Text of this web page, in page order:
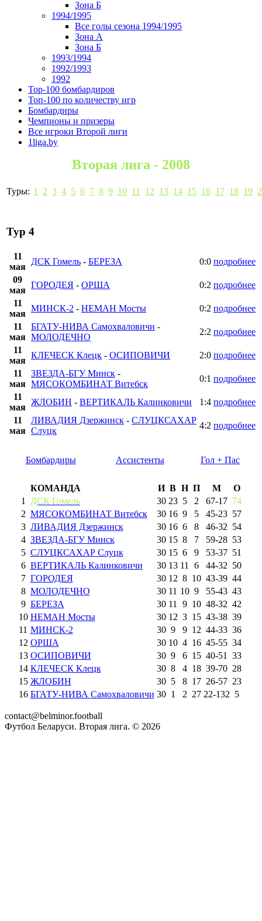
Зона Б
1994/1995
Все голы сезона 1994/1995
Зона А
Зона Б
1993/1994
1992/1993
1992
Top-100 бомбардиров
Топ-100 по количеству игр
Бомбардиры
Чемпионы и призеры
Все игроки Второй лиги
1liga.by
Вторая лига - 2008
Туры: 1 2 3 4 5 6 7 8 9 10 11 12 13 14 15 16 17 18 19
Тур 4
11
мая
ДСК Гомель - БЕРЕЗА 0:0 подробнее
09
мая
ГОРОДЕЯ - ОРША 0:2 подробнее
11
мая
МИНСК-2 - НЕМАН Мосты 0:2 подробнее
11
мая
БГАТУ-НИВА Самохваловичи -
МОЛОДЕЧНО
2:2 подробнее
11
мая
КЛЕЧЕСК Клецк - ОСИПОВИЧИ 2:0 подробнее
11
мая
ЗВЕЗДА-БГУ Минск -
МЯСОКОМБИНАТ Витебск
0:1 подробнее
11
мая
ЖЛОБИН - ВЕРТИКАЛЬ Калинковичи 1:4 подробнее
11
мая
ЛИВАДИЯ Дзержинск - СЛУЦКСАХАР
Слуцк
4:2 подробнее
Бомбардиры Ассистенты Гол + Пас
КОМАНДА И В Н П М
О
1
ДСК Гомель 30 23 5 2 67-17 74
2 МЯСОКОМБИНАТ Витебск 30 16 9 5 45-23 57
3 ЛИВАДИЯ Дзержинск 30 16 6 8 46-32 54
4 ЗВЕЗДА-БГУ Минск 30 15 8 7 59-28 53
5 СЛУЦКСАХАР Слуцк 30 15 6 9 53-37 51
6 ВЕРТИКАЛЬ Калинковичи 30 13 11 6 44-32 50
7 ГОРОДЕЯ 30 12 8 10 43-39 44
8 МОЛОДЕЧНО 30 11 10 9 55-43 43
9 БЕРЕЗА 30 11 9 10 48-32 42
10 НЕМАН Мосты 30 12 3 15 43-38 39
11 МИНСК-2 30 9 9 12 44-33 36
12 ОРША 30 10 4 16 45-55 34
13 ОСИПОВИЧИ 30 9 6 15 40-51
33
14 КЛЕЧЕСК Клецк 30 8 4 18 39-70 28
15 ЖЛОБИН 30 5 8 17 26-57 23
16 БГАТУ-НИВА Самохваловичи 30 1 2 27 22-132 5
contact@belminor.football
Футбол Беларуси. Вторая лига. © 2026